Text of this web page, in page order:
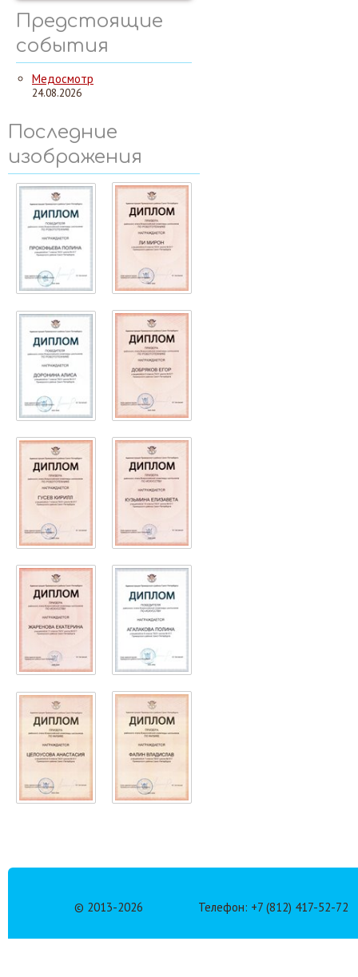
Предстоящие
события
Медосмотр
24.08.2026
Последние
изображения
© 2013-2026 Телефон: +7 (812) 417-52-72